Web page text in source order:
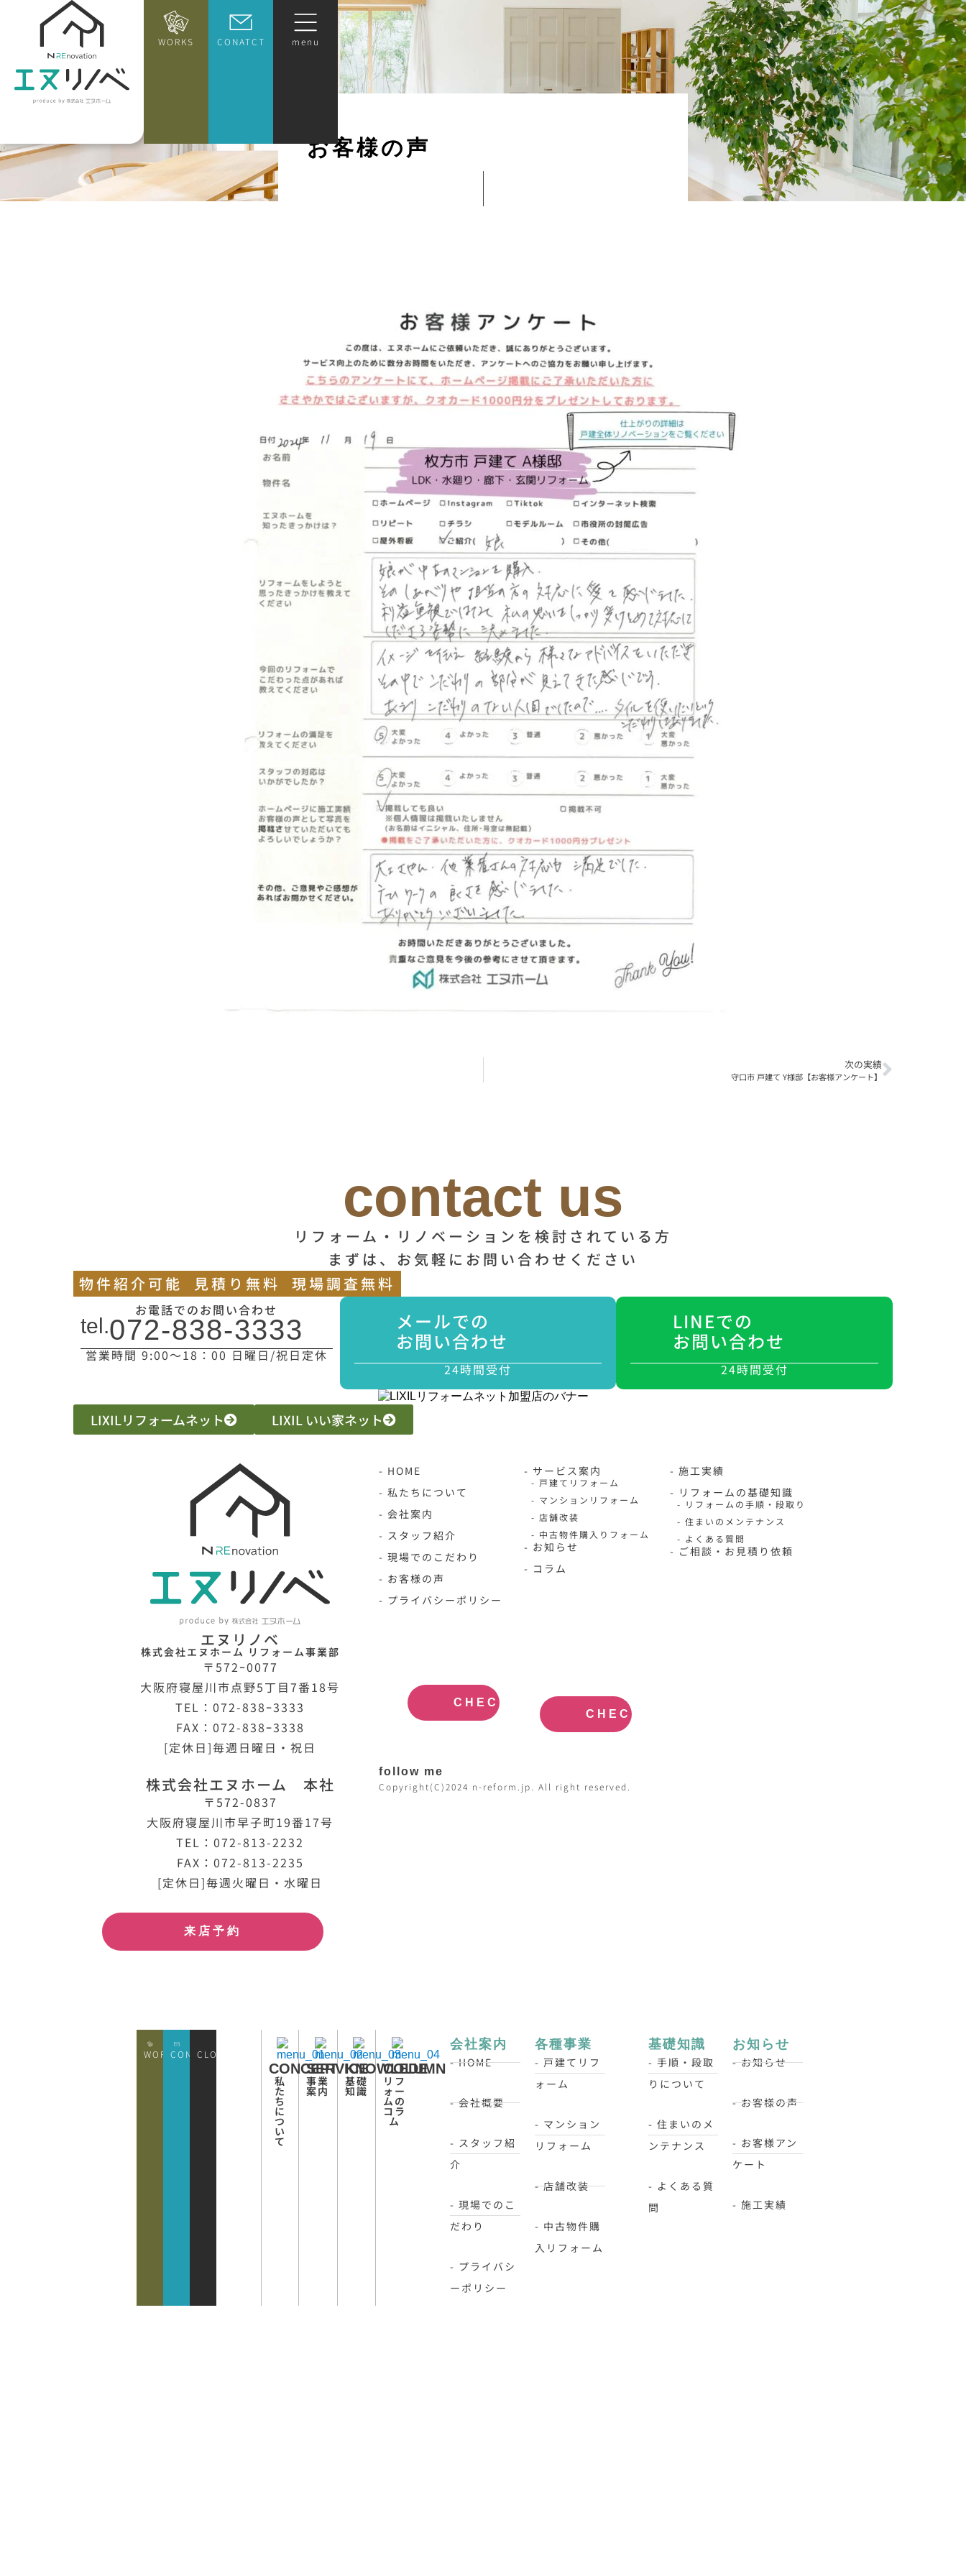
WORKS CONATCT menu
お客様の声
次の実績
守口市 戸建て Y様邸【お客様アンケート】
contact us
リフォーム・リノベーションを検討されている方
まずは、お気軽にお問い合わせください
物件紹介可能
見積り無料 現場調査無料
お電話でのお問い合わせ
tel.072-838-3333
営業時間 9:00〜18：00 日曜日/祝日定休
メールでの
お問い合わせ
24時間受付
LINEでの
お問い合わせ
24時間受付
LIXILリフォームネット LIXIL いい家ネット
エヌリノベ
株式会社エヌホーム リフォーム事業部
〒572ｰ0077
大阪府寝屋川市点野5丁目7番18号
TEL：072-838ｰ3333
FAX：072-838ｰ3338
[定休日]毎週日曜日・祝日
株式会社エヌホーム 本社
〒572-0837
大阪府寝屋川市早子町19番17号
TEL：072-813-2232
FAX：072-813-2235
[定休日]毎週火曜日・水曜日
来店予約
- HOME
- 私たちについて
- 会社案内
- スタッフ紹介
- 現場でのこだわり
- お客様の声
- プライバシーポリシー
- サービス案内
- 戸建てリフォーム
- マンションリフォーム
- 店舗改装
- 中古物件購入りフォーム
- お知らせ
- コラム
- 施工実績
- リフォームの基礎知識
- リフォームの手順・段取り
- 住まいのメンテナンス
- よくある質問
- ご相談・お見積り依頼
CHECK
CHECK
follow me
Copyright(C)2024 n-reform.jp. All right reserved.
WORKSCONATCT
CLOSE
CONCEPT
私
た
ち
に
つ
い
て
SERVICE
事業
案内
KNOWLEDE
基礎
知識
COLUMN
リフ
ォー
ムの
コラ
ム
会社案内
- HOME
- 会社概要
- スタッフ紹
介
- 現場でのこ
だわり
- プライバシ
ーポリシー
各種事業
- 戸建てリフ
ォーム
- マンション
リフォーム
- 店舗改装
- 中古物件購
入リフォーム
基礎知識
- 手順・段取
りについて
- 住まいのメ
ンテナンス
- よくある質
問
お知らせ
- お知らせ
- お客様の声
- お客様アン
ケート
- 施工実績